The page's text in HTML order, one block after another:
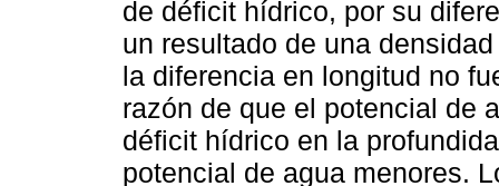
de déficit hídrico, por su
un resultado de una
la diferencia en longitud no
razón de que el potencial de
déficit hídrico en la
potencial de agua menores.